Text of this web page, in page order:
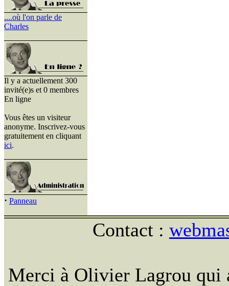
....où l'on parle de
Charles
Il y a actuellement 300
invité(e)s et 0 membres
En ligne
Vous êtes un visiteur
anonyme. Inscrivez-vous
gratuitement en cliquant
ici.
· Panneau
Contact :
Merci à Olivier Lagrou qui